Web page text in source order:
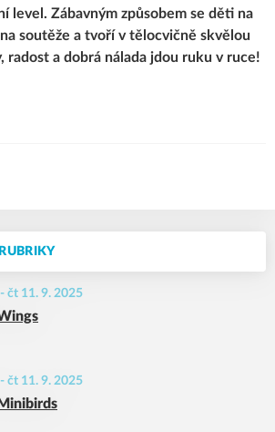
čt 11. 9. 2025
čt 11. 9. 2025
level. Zábavným způsobem se děti na
soutěže a tvoří v tělocvičně skvělou
radost a dobrá nálada jdou ruku v ruce!